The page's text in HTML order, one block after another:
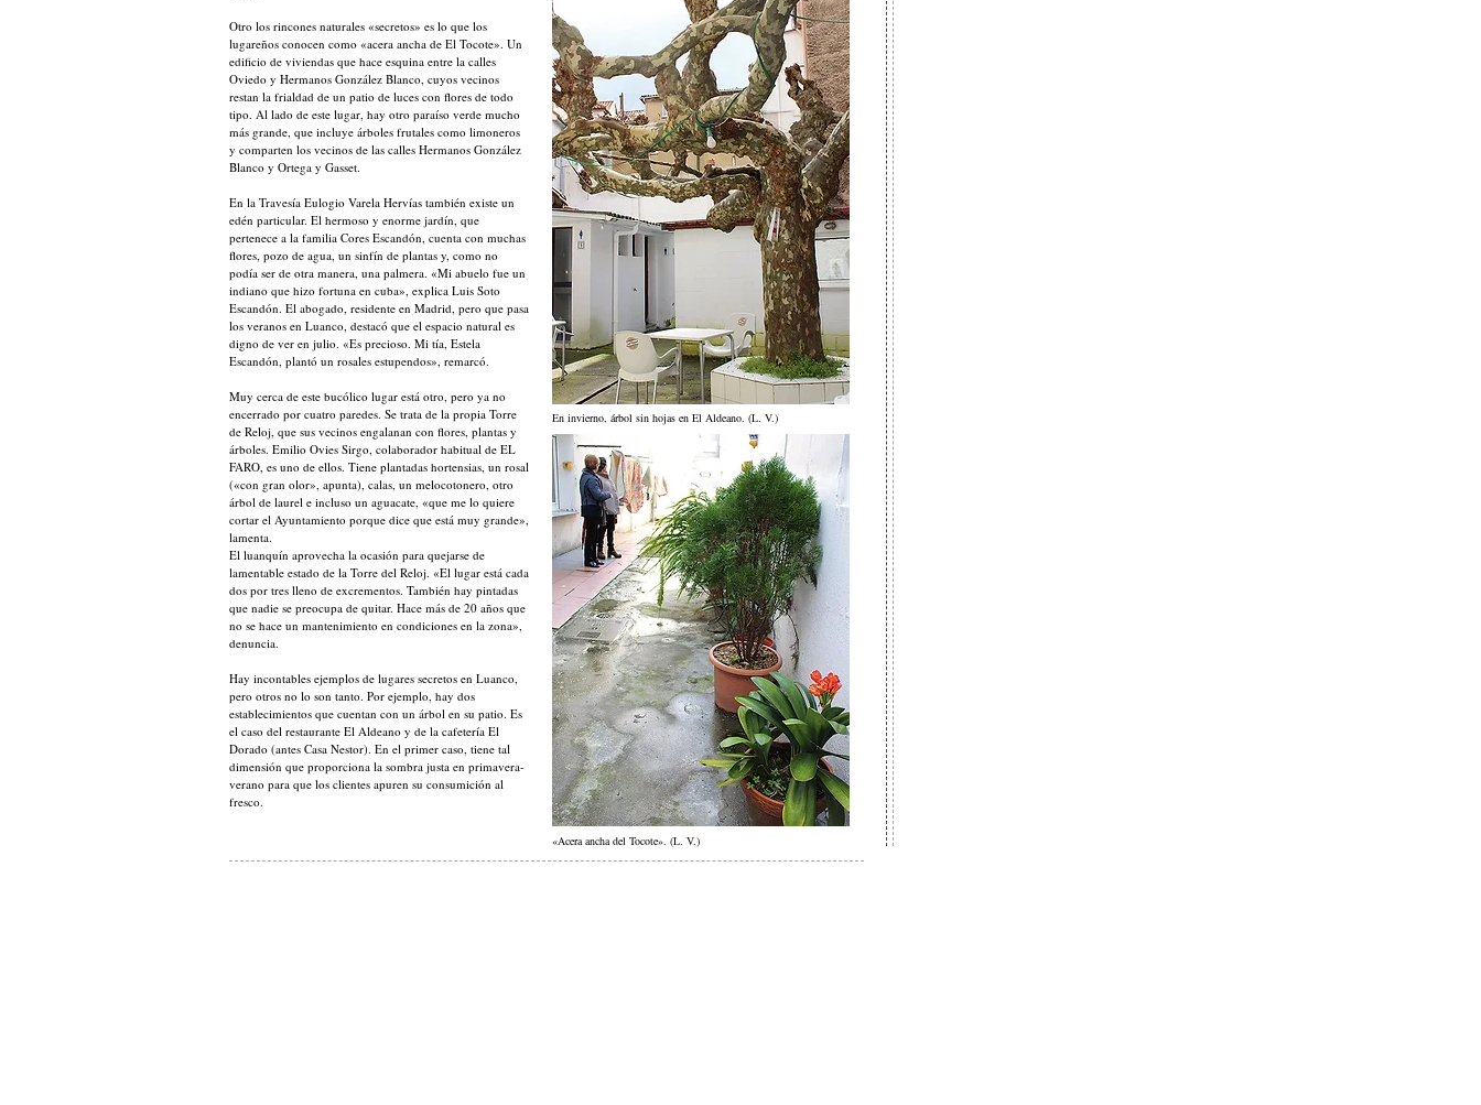
Otro los rincones naturales «secretos» es lo que los
lugareños conocen como «acera ancha de El Tocote». Un
edificio de viviendas que hace esquina entre la calles
Oviedo y Hermanos González Blanco, cuyos vecinos
restan la frialdad de un patio de luces con flores de todo
tipo. Al lado de este lugar, hay otro paraíso verde mucho
más grande, que incluye árboles frutales como limoneros
y comparten los vecinos de las calles Hermanos González
Blanco y Ortega y Gasset.
En la Travesía Eulogio Varela Hervías también existe un
edén particular. El hermoso y enorme jardín, que
pertenece a la familia Cores Escandón, cuenta con muchas
flores, pozo de agua, un sinfín de plantas y, como no
podía ser de otra manera, una palmera. «Mi abuelo fue un
indiano que hizo fortuna en cuba», explica Luis Soto
Escandón. El abogado, residente en Madrid, pero que pasa
los veranos en Luanco, destacó que el espacio natural es
digno de ver en julio. «Es precioso. Mi tía, Estela
Escandón, plantó un rosales estupendos», remarcó.
Muy cerca de este bucólico lugar está otro, pero ya no
encerrado por cuatro paredes. Se trata de la propia Torre
de Reloj, que sus vecinos engalanan con flores, plantas y
árboles. Emilio Ovies Sirgo, colaborador habitual de EL
FARO, es uno de ellos. Tiene plantadas hortensias, un rosal
(«con gran olor», apunta), calas, un melocotonero, otro
árbol de laurel e incluso un aguacate, «que me lo quiere
cortar el Ayuntamiento porque dice que está muy grande»,
lamenta.
El luanquín aprovecha la ocasión para quejarse de
lamentable estado de la Torre del Reloj. «El lugar está cada
dos por tres lleno de excrementos. También hay pintadas
que nadie se preocupa de quitar. Hace más de 20 años que
no se hace un mantenimiento en condiciones en la zona»,
denuncia.
Hay incontables ejemplos de lugares secretos en Luanco,
pero otros no lo son tanto. Por ejemplo, hay dos
establecimientos que cuentan con un árbol en su patio. Es
el caso del restaurante El Aldeano y de la cafetería El
Dorado (antes Casa Nestor). En el primer caso, tiene tal
dimensión que proporciona la sombra justa en primavera-
verano para que los clientes apuren su consumición al
fresco.
En invierno, árbol sin hojas en El Aldeano. (L. V.)
«Acera ancha del Tocote». (L. V.)